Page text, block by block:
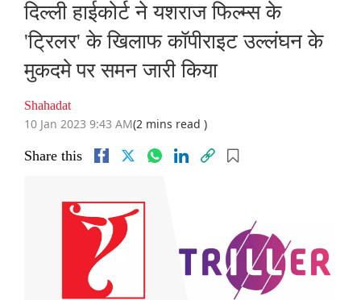
दिल्ली हाईकोर्ट ने यशराज फिल्म्स के
'ट्रिलर' के खिलाफ कॉपीराइट उल्लंघन के
मुकदमे पर समन जारी किया
Shahadat
10 Jan 2023 9:43 AM(2 mins read )
Share this